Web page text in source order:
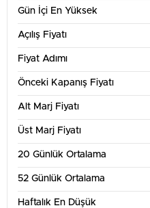
Gün İçi En Yüksek
Açılış Fiyatı
Fiyat Adımı
Önceki Kapanış Fiyatı
Alt Marj Fiyatı
Üst Marj Fiyatı
20 Günlük Ortalama
52 Günlük Ortalama
Haftalık En Düşük